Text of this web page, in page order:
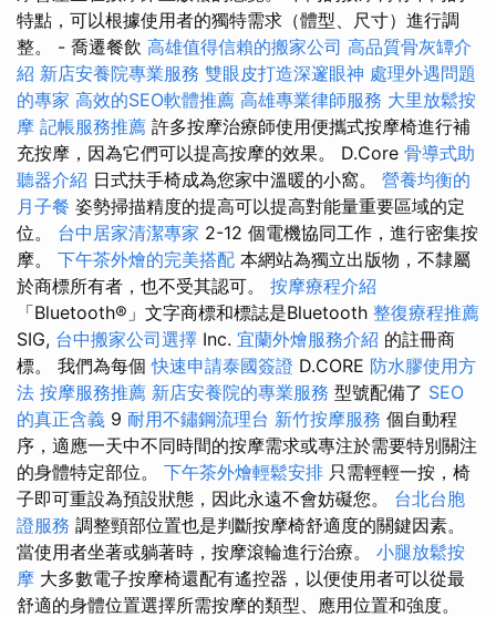
特點，可以根據使用者的獨特需求（體型、尺寸）進行調
整。 - 喬遷餐飲 高雄值得信賴的搬家公司 高品質骨灰罈介
紹 新店安養院專業服務 雙眼皮打造深邃眼神 處理外遇問題
的專家 高效的SEO軟體推薦 高雄專業律師服務 大里放鬆按
摩 記帳服務推薦 許多按摩治療師使用便攜式按摩椅進行補
充按摩，因為它們可以提高按摩的效果。 D.Core 骨導式助
聽器介紹 日式扶手椅成為您家中溫暖的小窩。 營養均衡的
月子餐 姿勢掃描精度的提高可以提高對能量重要區域的定
位。 台中居家清潔專家 2-12 個電機協同工作，進行密集按
摩。 下午茶外燴的完美搭配 本網站為獨立出版物，不隸屬
於商標所有者，也不受其認可。 按摩療程介紹
「Bluetooth®」文字商標和標誌是Bluetooth 整復療程推薦
SIG, 台中搬家公司選擇 Inc. 宜蘭外燴服務介紹 的註冊商
標。 我們為每個快速申請泰國簽證 D.CORE 防水膠使用方
法 按摩服務推薦 新店安養院的專業服務 型號配備了 SEO
的真正含義 9 耐用不鏽鋼流理台 新竹按摩服務 個自動程
序，適應一天中不同時間的按摩需求或專注於需要特別關注
的身體特定部位。 下午茶外燴輕鬆安排 只需輕輕一按，椅
子即可重設為預設狀態，因此永遠不會妨礙您。 台北台胞
證服務 調整頸部位置也是判斷按摩椅舒適度的關鍵因素。
當使用者坐著或躺著時，按摩滾輪進行治療。 小腿放鬆按
摩 大多數電子按摩椅還配有遙控器，以便使用者可以從最
舒適的身體位置選擇所需按摩的類型、應用位置和強度。